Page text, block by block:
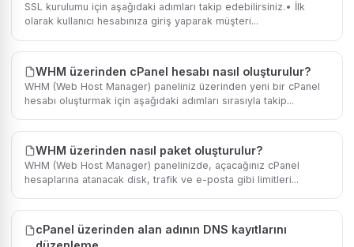
SSL kurulumu için aşağıdaki adımları takip edebilirsiniz.• İlk
olarak kullanıcı hesabınıza giriş yaparak müşteri...
WHM üzerinden cPanel hesabı nasıl oluşturulur?
WHM (Web Host Manager) paneliniz üzerinden yeni bir cPanel
hesabı oluşturmak için aşağıdaki adımları sırasıyla takip...
WHM üzerinden nasıl paket oluşturulur?
WHM (Web Host Manager) panelinizde, açacağınız cPanel
hesaplarına atanacak disk, trafik ve e-posta gibi limitleri...
cPanel üzerinden alan adının DNS kayıtlarını